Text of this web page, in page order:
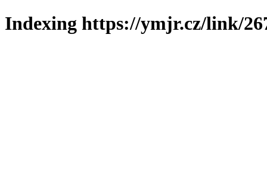
Indexing https://ymjr.cz/link/